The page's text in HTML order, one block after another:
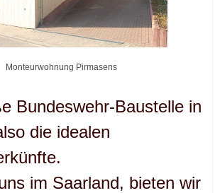
Monteurwohnung Pirmasens
Bundeswehr-Baustelle in
die idealen
im Saarland, bieten wir